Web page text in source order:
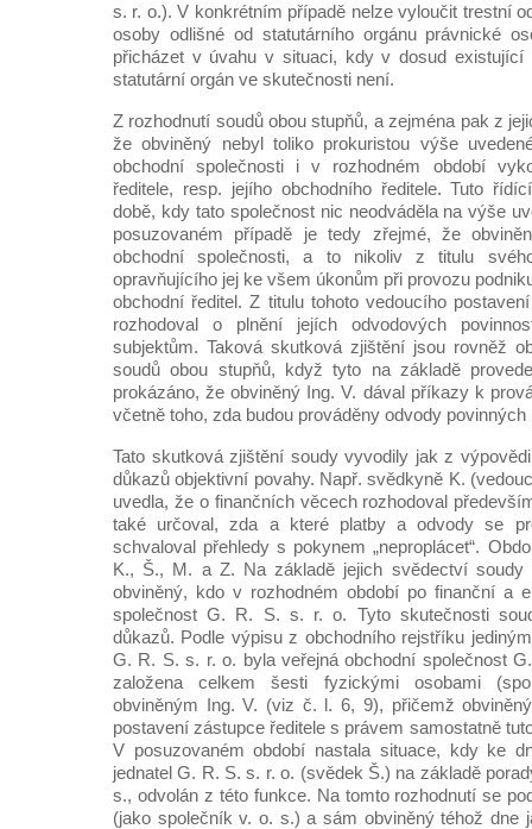
s. r. o.). V konkrétním případě nelze vyloučit trestní
osoby odlišné od statutárního orgánu právnické
přicházet v úvahu v situaci, kdy v dosud existující
statutární orgán ve skutečnosti není.
Z rozhodnutí soudů obou stupňů, a zejména pak z
že obviněný nebyl toliko prokuristou výše
obchodní společnosti i v rozhodném období
ředitele, resp. jejího obchodního ředitele. Tuto
době, kdy tato společnost nic neodváděla na výše
posuzovaném případě je tedy zřejmé, že
obchodní společnosti, a to nikoliv z titulu
opravňujícího jej ke všem úkonům při provozu
obchodní ředitel. Z titulu tohoto vedoucího
rozhodoval o plnění jejích odvodových
subjektům. Taková skutková zjištění jsou rovněž
soudů obou stupňů, když tyto na základě
prokázáno, že obviněný Ing. V. dával příkazy k
včetně toho, zda budou prováděny odvody povinných
Tato skutková zjištění soudy vyvodily jak z
důkazů objektivní povahy. Např. svědkyně K.
uvedla, že o finančních věcech rozhodoval
také určoval, zda a které platby a odvody se
schvaloval přehledy s pokynem „neproplácet“.
K., Š., M. a Z. Na základě jejich svědectví
obviněný, kdo v rozhodném období po finanční a
společnost G. R. S. s. r. o. Tyto skutečnosti
důkazů. Podle výpisu z obchodního rejstříku
G. R. S. s. r. o. byla veřejná obchodní společnost
založena celkem šesti fyzickými osobami
obviněným Ing. V. (viz č. l. 6, 9), přičemž
postavení zástupce ředitele s právem samostatně
V posuzovaném období nastala situace, kdy ke
jednatel G. R. S. s. r. o. (svědek Š.) na základě
s., odvolán z této funkce. Na tomto rozhodnutí se
(jako společník v. o. s.) a sám obviněný téhož dne